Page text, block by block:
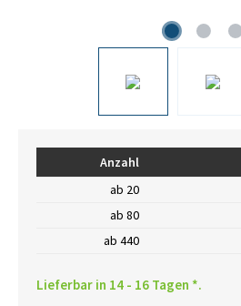
Anzahl
ab 20
ab 80
ab 440
Lieferbar in 14 - 16 Tagen *.